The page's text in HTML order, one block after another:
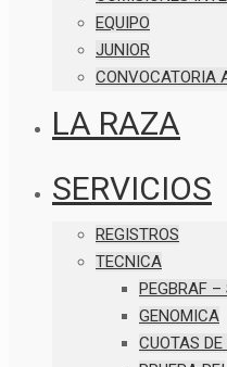
EQUIPO
JUNIOR
CONVOCATORIA
LA RAZA
SERVICIOS
REGISTROS
TECNICA
PEGBRAF –
GENOMICA
CUOTAS